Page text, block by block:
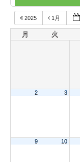
2025 1月
月 火
2 3
9 10